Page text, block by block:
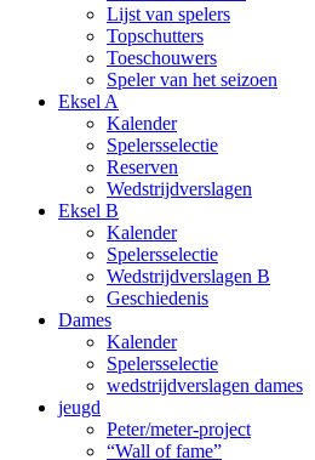
Lijst van spelers
Topschutters
Toeschouwers
Speler van het seizoen
Eksel A
Kalender
Spelersselectie
Reserven
Wedstrijdverslagen
Eksel B
Kalender
Spelersselectie
Wedstrijdverslagen B
Geschiedenis
Dames
Kalender
Spelersselectie
wedstrijdverslagen dames
jeugd
Peter/meter-project
“Wall of fame”